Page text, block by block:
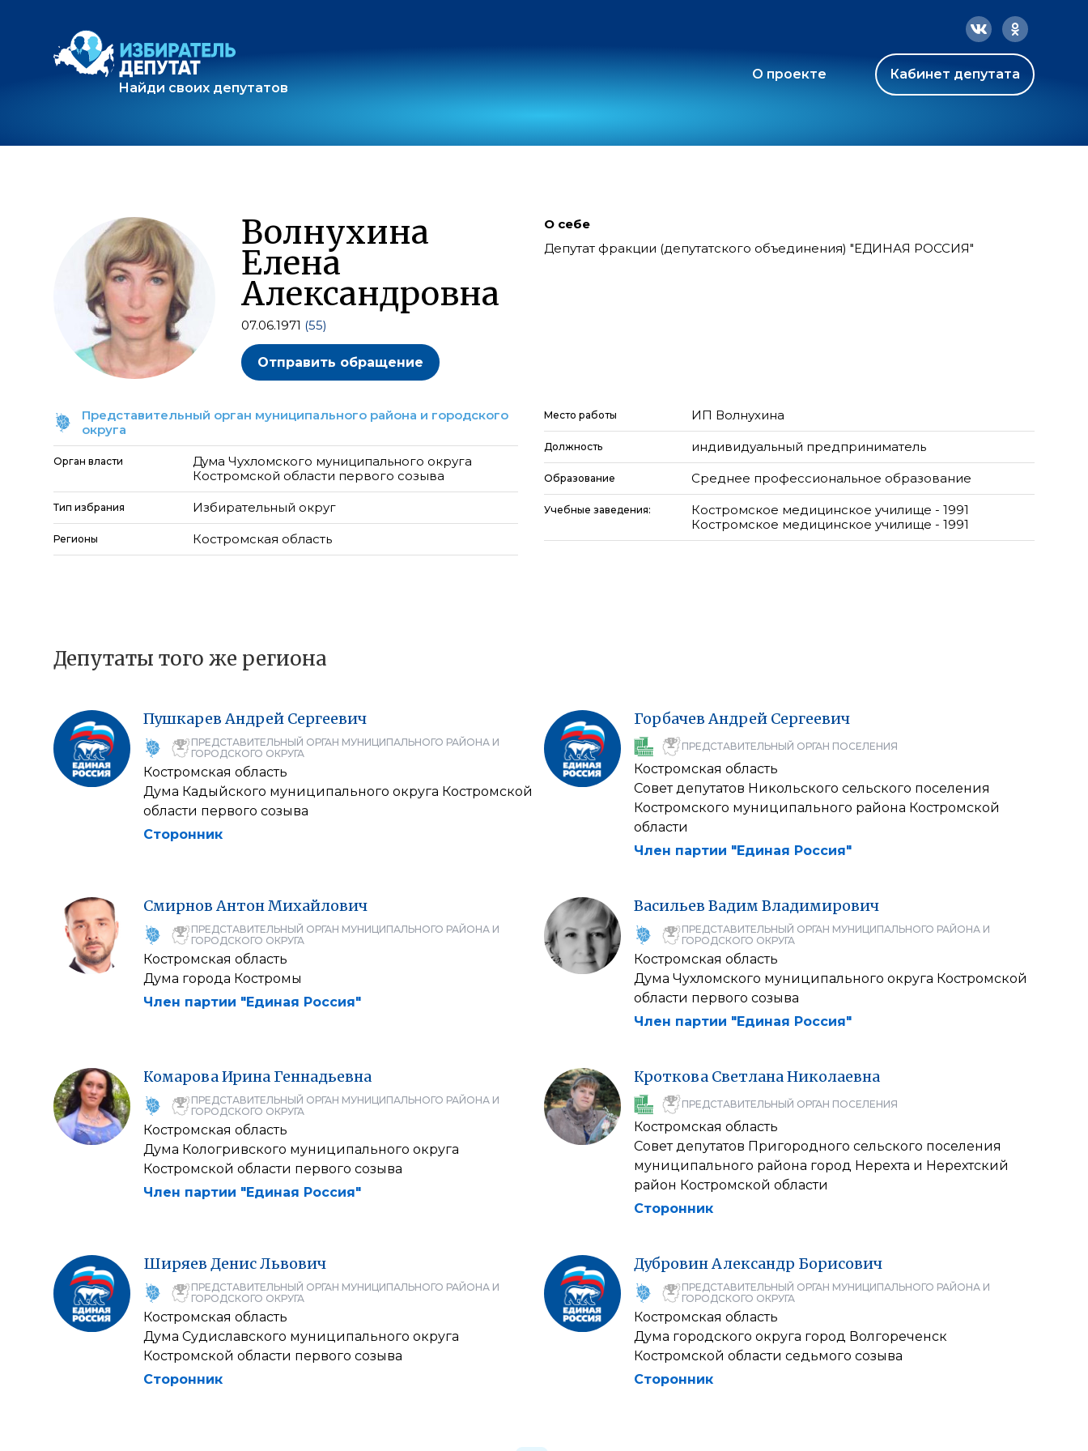
Найди своих депутатов
О проекте Кабинет депутата
Волнухина
Елена
Александровна
07.06.1971 (55)
Отправить обращение
О себе
Депутат фракции (депутатского объединения) "ЕДИНАЯ РОССИЯ"
Представительный орган муниципального района и городского
округа
Орган власти
Дума Чухломского муниципального округа
Костромской области первого созыва
Тип избрания Избирательный округ
Регионы Костромская область
Место работы ИП Волнухина
Должность индивидуальный предприниматель
Образование Среднее профессиональное образование
Учебные заведения:
Костромское медицинское училище - 1991
Костромское медицинское училище - 1991
Депутаты того же региона
Пушкарев Андрей Сергеевич
ПРЕДСТАВИТЕЛЬНЫЙ ОРГАН МУНИЦИПАЛЬНОГО РАЙОНА И
ГОРОДСКОГО ОКРУГА
Костромская область
Дума Кадыйского муниципального округа Костромской
области первого созыва
Сторонник
Горбачев Андрей Сергеевич
ПРЕДСТАВИТЕЛЬНЫЙ ОРГАН ПОСЕЛЕНИЯ
Костромская область
Совет депутатов Никольского сельского поселения
Костромского муниципального района Костромской
области
Член партии "Единая Россия"
Смирнов АнтонМихайлович
ПРЕДСТАВИТЕЛЬНЫЙ ОРГАН МУНИЦИПАЛЬНОГО РАЙОНА И
ГОРОДСКОГО ОКРУГА
Костромская область
Дума города Костромы
Член партии "Единая Россия"
Васильев Вадим Владимирович
ПРЕДСТАВИТЕЛЬНЫЙ ОРГАН МУНИЦИПАЛЬНОГО РАЙОНА И
ГОРОДСКОГО ОКРУГА
Костромская область
Дума Чухломского муниципального округа Костромской
области первого созыва
Член партии "Единая Россия"
КомароваИрина Геннадьевна
ПРЕДСТАВИТЕЛЬНЫЙ ОРГАН МУНИЦИПАЛЬНОГО РАЙОНА И
ГОРОДСКОГО ОКРУГА
Костромская область
Дума Кологривского муниципального округа
Костромской области первого созыва
Член партии "Единая Россия"
Кроткова СветланаНиколаевна
ПРЕДСТАВИТЕЛЬНЫЙ ОРГАН ПОСЕЛЕНИЯ
Костромская область
Совет депутатов Пригородного сельского поселения
муниципального района город Нерехта и Нерехтский
район Костромской области
Сторонник
Ширяев ДенисЛьвович
ПРЕДСТАВИТЕЛЬНЫЙ ОРГАН МУНИЦИПАЛЬНОГО РАЙОНА И
ГОРОДСКОГО ОКРУГА
Костромская область
Дума Судиславского муниципального округа
Костромской области первого созыва
Сторонник
ДубровинАлександр Борисович
ПРЕДСТАВИТЕЛЬНЫЙ ОРГАН МУНИЦИПАЛЬНОГО РАЙОНА И
ГОРОДСКОГО ОКРУГА
Костромская область
Дума городского округа город Волгореченск
Костромской области седьмого созыва
Сторонник